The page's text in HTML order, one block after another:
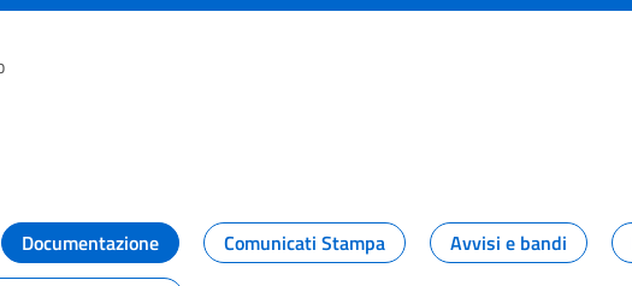
dal Dipartimento
Documentazione Comunicati Stampa Avvisi e bandi